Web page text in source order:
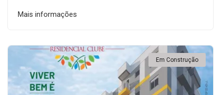
Mais informações
Em Construção